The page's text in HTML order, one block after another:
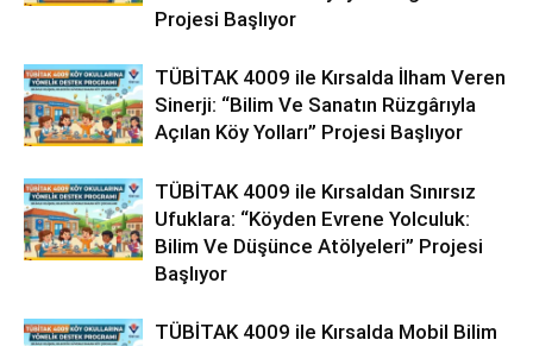
Projesi Başlıyor
TÜBİTAK 4009 ile Kırsalda İlham Veren
Sinerji: “Bilim Ve Sanatın Rüzgârıyla
Açılan Köy Yolları” Projesi Başlıyor
TÜBİTAK 4009 ile Kırsaldan Sınırsız
Ufuklara: “Köyden Evrene Yolculuk:
Bilim Ve Düşünce Atölyeleri” Projesi
Başlıyor
TÜBİTAK 4009 ile Kırsalda Mobil Bilim